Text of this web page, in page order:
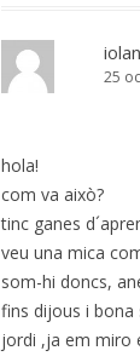
25
hola!
com va això?
tinc ganes
veu una mica
som-hi doncs,
fins dijous i bona
jordi ,ja em miro